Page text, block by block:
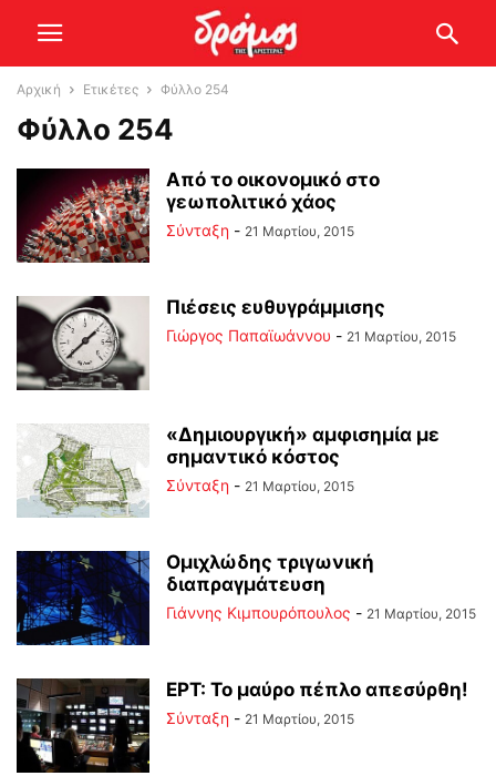
Αρχική Ετικέτες Φύλλο 254
Φύλλο 254
Από το οικονομικό στο
γεωπολιτικό χάος
Σύνταξη - 21 Μαρτίου, 2015
Πιέσεις ευθυγράμμισης
Γιώργος Παπαϊωάννου - 21 Μαρτίου, 2015
«Δημιουργική» αμφισημία με
σημαντικό κόστος
Σύνταξη - 21 Μαρτίου, 2015
Ομιχλώδης τριγωνική
διαπραγμάτευση
Γιάννης Κιμπουρόπουλος - 21 Μαρτίου, 2015
ΕΡΤ: To μαύρο πέπλο απεσύρθη!
Σύνταξη - 21 Μαρτίου, 2015